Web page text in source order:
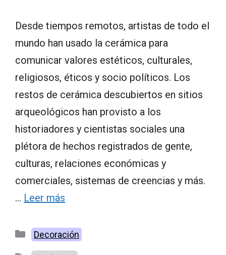
Desde tiempos remotos, artistas de todo el
mundo han usado la cerámica para
comunicar valores estéticos, culturales,
religiosos, éticos y socio políticos. Los
restos de cerámica descubiertos en sitios
arqueológicos han provisto a los
historiadores y cientistas sociales una
plétora de hechos registrados de gente,
culturas, relaciones económicas y
comerciales, sistemas de creencias y más.
… Leer más
Categorías
Decoración